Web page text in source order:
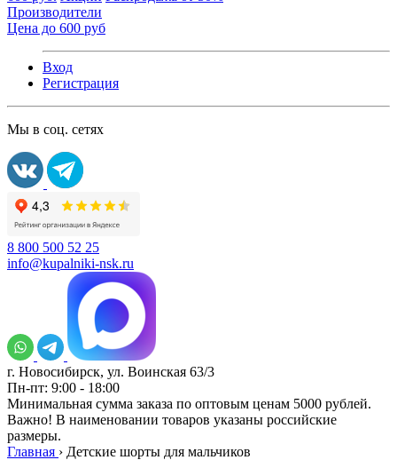
Производители
Цена до 600 руб
Вход
Регистрация
Мы в соц. сетях
8 800 500 52 25
info@kupalniki-nsk.ru
г. Новосибирск, ул. Воинская 63/3
Пн-пт: 9:00 - 18:00
Минимальная сумма заказа по оптовым ценам 5000 рублей.
Важно! В наименовании товаров указаны российские
размеры.
Главная › Детские шорты для мальчиков